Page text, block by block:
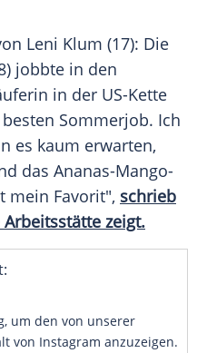
Leni Klum (17): Die
jobbte in den
in der US-Kette
Sommerjob. Ich
es kaum erwarten,
das Ananas-Mango-
mein Favorit", schrieb
Arbeitsstätte zeigt.
um den von unserer
von Instagram anzuzeigen.